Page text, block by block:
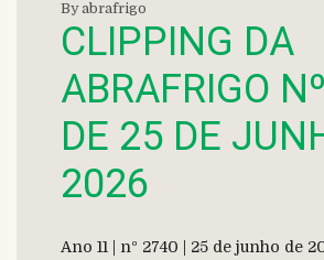
By abrafrigo
CLIPPING DA
ABRAFRIGO
DE 25 DE
2026
Ano 11 | nº 2740 | 25 de junho de